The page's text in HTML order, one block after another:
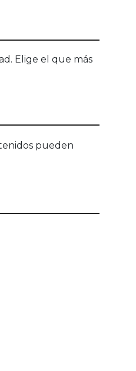
Elige el que más
pueden